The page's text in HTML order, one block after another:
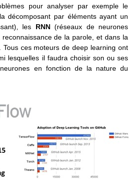
pour analyser par exemple le
décomposant par éléments ayant un
les RNN(réseaux de neurones
de la parole, et dans la
Tous ces moteurs de deep learning ont
lesquelles il faudra choisir son ou ses
en fonction de la nature du